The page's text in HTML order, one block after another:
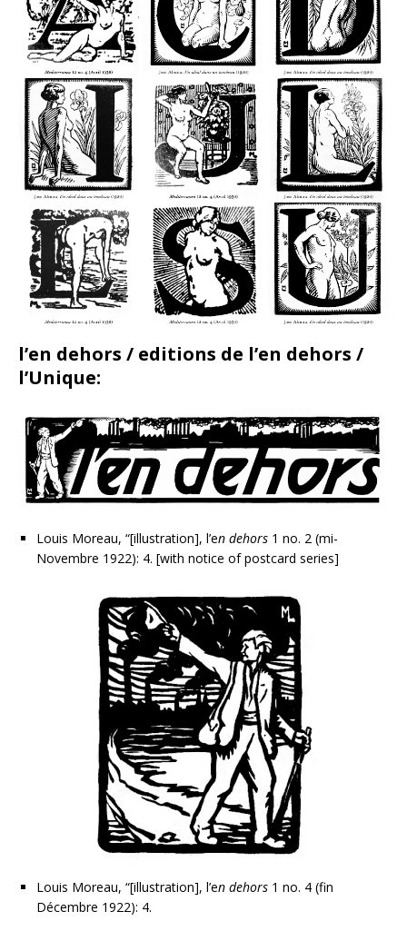
l’en dehors / editions de l’en dehors /
l’Unique:
Louis Moreau, “[illustration], l’en dehors 1 no. 2 (mi-
Novembre 1922): 4. [with notice of postcard series]
Louis Moreau, “[illustration], l’en dehors 1 no. 4 (fin
Décembre 1922): 4.